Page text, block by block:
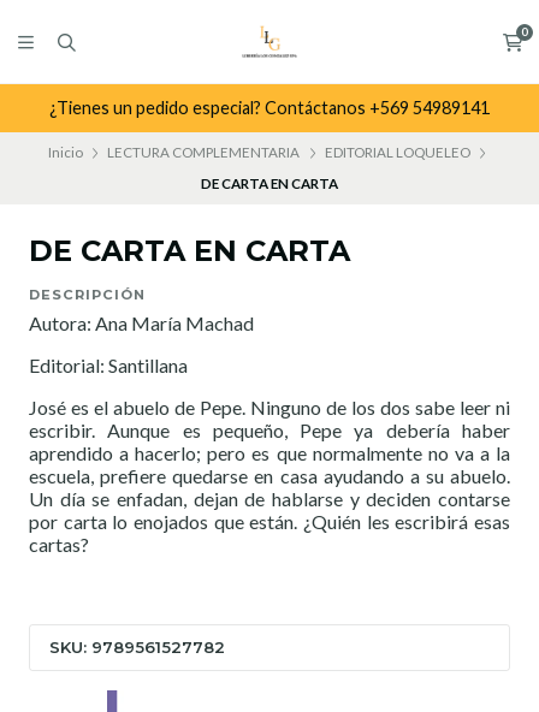
0
¿Tienes un pedido especial? Contáctanos +569 54989141
Inicio LECTURA COMPLEMENTARIA
EDITORIAL LOQUELEO
DE CARTA EN CARTA
DE CARTA EN CARTA
DESCRIPCIÓN
Autora: Ana María Machad
Editorial: Santillana
José es el abuelo de Pepe. Ninguno de los dos sabe leer ni
escribir. Aunque es pequeño, Pepe ya debería haber
aprendido a hacerlo; pero es que normalmente no va a la
escuela, prefiere quedarse en casa ayudando a su abuelo.
Un día se enfadan, dejan de hablarse y deciden contarse
por carta lo enojados que están. ¿Quién les escribirá esas
cartas?
SKU: 9789561527782